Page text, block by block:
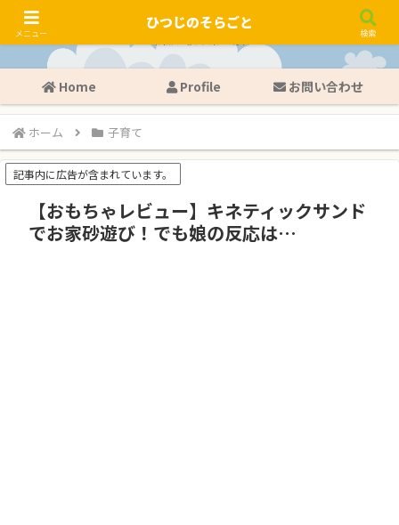
Home Profile お問い合わせ
ホーム 子育て
記事内に広告が含まれています。
【おもちゃレビュー】キネティックサンド
でお家砂遊び！でも娘の反応は…
メニュー
ひつじのそらごと
検索